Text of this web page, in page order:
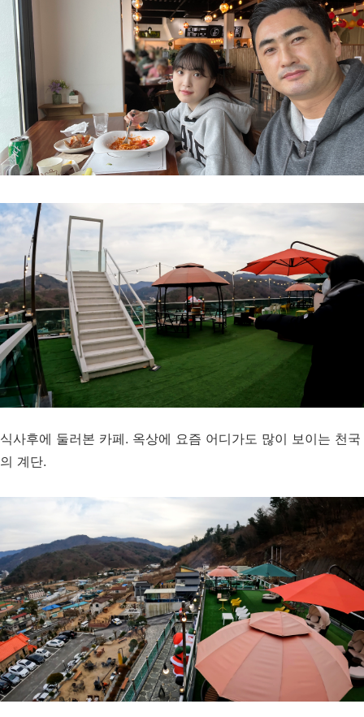
식사후에 둘러본 카페. 옥상에 요즘 어디가도 많이 보이는 천국
의 계단.